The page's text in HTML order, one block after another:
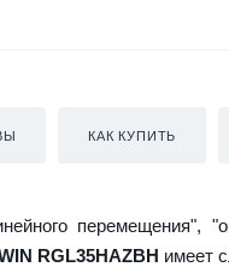
КАК КУПИТЬ
перемещения",
RGL35HAZBH имеет